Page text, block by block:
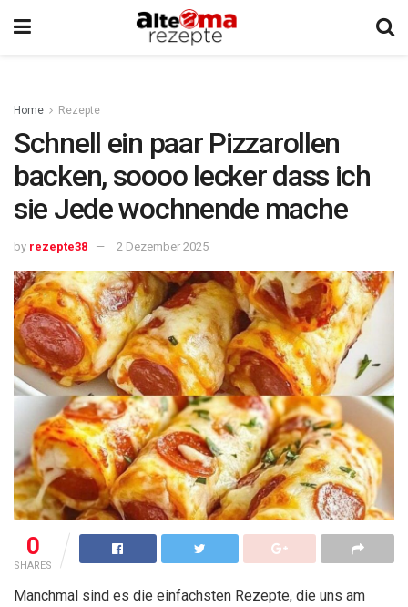
Home Rezepte
Schnell ein paar Pizzarollen
backen, soooo lecker dass ich
sie Jede wochnende mache
by rezepte38 2 Dezember 2025
0
SHARES
Manchmal sind es die einfachsten Rezepte, die uns am